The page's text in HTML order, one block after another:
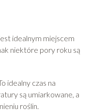
idealnym miejscem
niektóre pory roku są
idealny czas na
są umiarkowane, a
roślin.